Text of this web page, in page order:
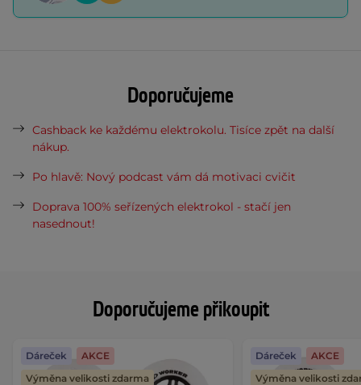
Doporučujeme přikoupit
Dáreček
AKCE
Výměna velikosti zdarma
Dáreček
AKCE
Výměna velikosti
Doporučujeme
Cashback ke každému elektrokolu. Tisíce zpět na další
nákup.
Po hlavě: Nový podcast vám dá motivaci cvičit
Doprava 100% seřízených elektrokol - stačí jen
nasednout!